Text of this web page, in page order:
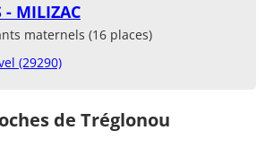
- MILIZAC
maternels (16 places)
(29290)
de Tréglonou